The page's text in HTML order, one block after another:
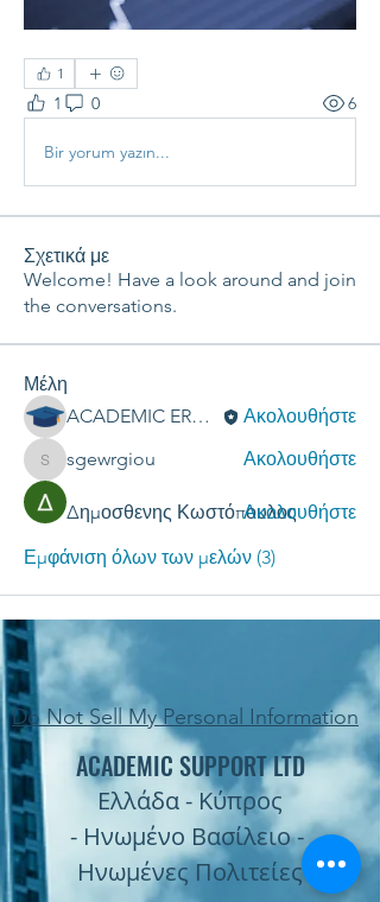
1
1 0 6
Bir yorum yazın...
Σχετικά με
Welcome! Have a look around and join
the conversations.
Μέλη
ACADEMIC ERGASIES Ακολουθήστε
sgewrgiou
sgewrgiou Ακολουθήστε
Δημοσθενης ΚωστόπουλοςΑκολουθήστε
Εμφάνιση όλων των μελών (3)
Do Not Sell My Personal Information
ACADEMIC SUPPORT LTD
Ελλάδα - Κύπρος
- Ηνωμένο Βασίλειο -
Ηνωμένες Πολιτείες